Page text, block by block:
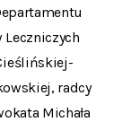
Leczniczych
radcy
Michała